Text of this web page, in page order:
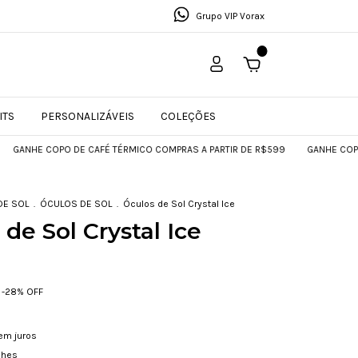
Grupo VIP Vorax
PERSONALIZÁVEIS COLEÇÕES
COPO DE CAFÉ TÉRMICO COMPRAS A PARTIR DE R$599 GANHE COPO DE
SOL . ÓCULOS DE SOL . Óculos de Sol Crystal Ice
Sol Crystal Ice
-28% OFF
juros